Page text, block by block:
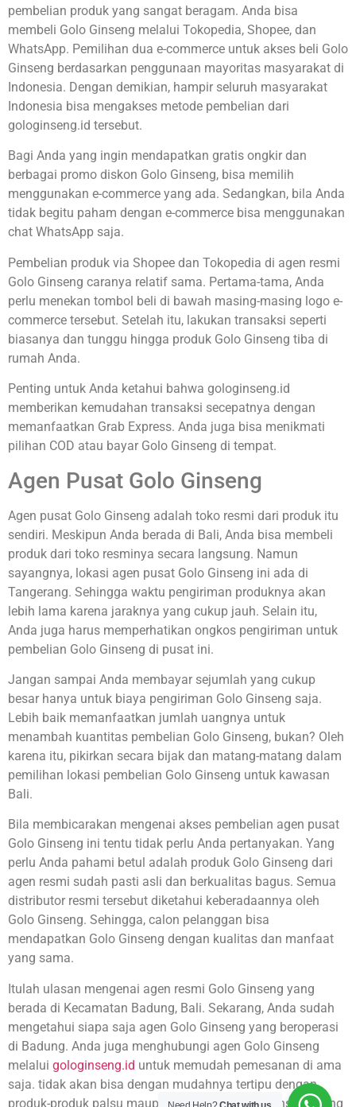
pembelian produk yang sangat beragam. Anda bisa
membeli Golo Ginseng melalui Tokopedia, Shopee, dan
WhatsApp. Pemilihan dua e-commerce untuk akses beli Golo
Ginseng berdasarkan penggunaan mayoritas masyarakat di
Indonesia. Dengan demikian, hampir seluruh masyarakat
Indonesia bisa mengakses metode pembelian dari
gologinseng.id tersebut.
Bagi Anda yang ingin mendapatkan gratis ongkir dan
berbagai promo diskon Golo Ginseng, bisa memilih
menggunakan e-commerce yang ada. Sedangkan, bila Anda
tidak begitu paham dengan e-commerce bisa menggunakan
chat WhatsApp saja.
Pembelian produk via Shopee dan Tokopedia di agen resmi
Golo Ginseng caranya relatif sama. Pertama-tama, Anda
perlu menekan tombol beli di bawah masing-masing logo e-
commerce tersebut. Setelah itu, lakukan transaksi seperti
biasanya dan tunggu hingga produk Golo Ginseng tiba di
rumah Anda.
Penting untuk Anda ketahui bahwa gologinseng.id
memberikan kemudahan transaksi secepatnya dengan
memanfaatkan Grab Express. Anda juga bisa menikmati
pilihan COD atau bayar Golo Ginseng di tempat.
Agen Pusat Golo Ginseng
Agen pusat Golo Ginseng adalah toko resmi dari produk itu
sendiri. Meskipun Anda berada di Bali, Anda bisa membeli
produk dari toko resminya secara langsung. Namun
sayangnya, lokasi agen pusat Golo Ginseng ini ada di
Tangerang. Sehingga waktu pengiriman produknya akan
lebih lama karena jaraknya yang cukup jauh. Selain itu,
Anda juga harus memperhatikan ongkos pengiriman untuk
pembelian Golo Ginseng di pusat ini.
Jangan sampai Anda membayar sejumlah yang cukup
besar hanya untuk biaya pengiriman Golo Ginseng saja.
Lebih baik memanfaatkan jumlah uangnya untuk
menambah kuantitas pembelian Golo Ginseng, bukan? Oleh
karena itu, pikirkan secara bijak dan matang-matang dalam
pemilihan lokasi pembelian Golo Ginseng untuk kawasan
Bali.
Bila membicarakan mengenai akses pembelian agen pusat
Golo Ginseng ini tentu tidak perlu Anda pertanyakan. Yang
perlu Anda pahami betul adalah produk Golo Ginseng dari
agen resmi sudah pasti asli dan berkualitas bagus. Semua
distributor resmi tersebut diketahui keberadaannya oleh
Golo Ginseng. Sehingga, calon pelanggan bisa
mendapatkan Golo Ginseng dengan kualitas dan manfaat
yang sama.
Itulah ulasan mengenai agen resmi Golo Ginseng yang
berada di Kecamatan Badung, Bali. Sekarang, Anda sudah
mengetahui siapa saja agen Golo Ginseng yang beroperasi
di Badung. Anda juga menghubungi agen Golo Ginseng
melalui gologinseng.id untuk memudah pemesanan di ama
saja. tidak akan bisa dengan mudahnya tertipu dengan
produk-produk palsu maupun distributor Golo Ginseng yang